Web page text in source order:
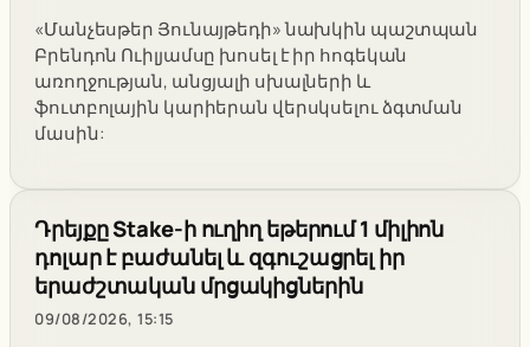
«Մանչեսթեր Յունայթեդի» նախկին պաշտպան
Բրենդոն Ուիլյամսը խոսել է իր հոգեկան
առողջության, անցյալի սխալների և
ֆուտբոլային կարիերան վերսկսելու ձգտման
մասին:
Դրեյքը Stake-ի ուղիղ եթերում 1 միլիոն
դոլար է բաժանել և զգուշացրել իր
երաժշտական մրցակիցներին
09/08/2026, 15:15